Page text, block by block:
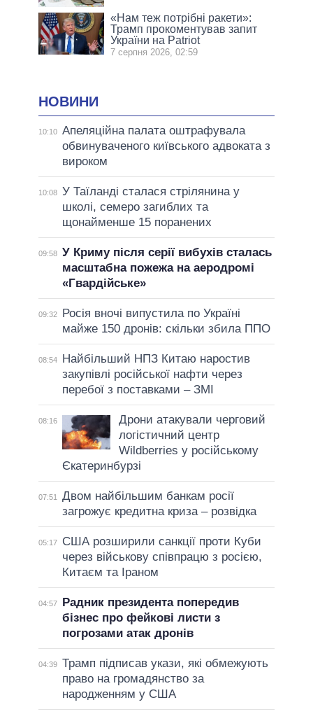
«Нам теж потрібні ракети»:
Трамп прокоментував запит
України на Patriot
7 серпня 2026, 02:59
НОВИНИ
10:10 Апеляційна палата оштрафувала
обвинуваченого київського адвоката з
вироком
10:08 У Таїланді сталася стрілянина у
школі, семеро загиблих та
щонайменше 15 поранених
09:58 У Криму після серії вибухів сталась
масштабна пожежа на аеродромі
«Гвардійське»
09:32
Росія вночі випустила по Україні
майже 150 дронів: скільки збила ППО
08:54
Найбільший НПЗ Китаю наростив
закупівлі російської нафти через
перебої з поставками – ЗМІ
08:16
Дрони атакували черговий
логістичний центр
Wildberries у російському
Єкатеринбурзі
07:51
Двом найбільшим банкам росії
загрожує кредитна криза – розвідка
05:17
США розширили санкції проти Куби
через військову співпрацю з росією,
Китаєм та Іраном
04:57
Радник президента попередив
бізнес про фейкові листи з
погрозами атак дронів
04:39 Трамп підписав укази, які обмежують
право на громадянство за
народженням у США